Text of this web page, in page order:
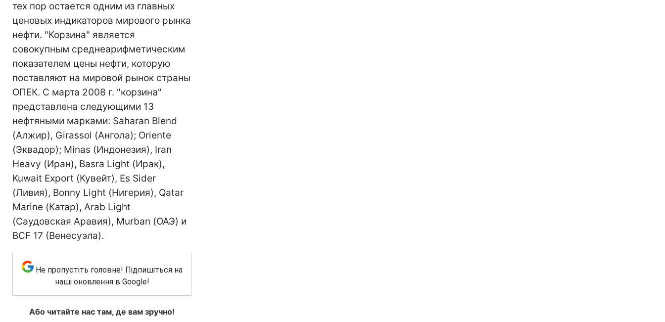
тех пор остается одним из главных
ценовых индикаторов мирового рынка
нефти. "Корзина" является
совокупным среднеарифметическим
показателем цены нефти, которую
поставляют на мировой рынок страны
ОПЕК. С марта 2008 г. "корзина"
представлена следующими 13
нефтяными марками: Saharan Blend
(Алжир), Girassol (Ангола); Oriente
(Эквадор); Minas (Индонезия), Iran
Heavy (Иран), Basra Light (Ирак),
Kuwait Export (Кувейт), Es Sider
(Ливия), Bonny Light (Нигерия), Qatar
Marine (Катар), Arab Light
(Саудовская Аравия), Murban (ОАЭ) и
BCF 17 (Венесуэла).
Не пропустіть головне! Підпишіться на
наші оновлення в Google!
Або читайте нас там, де вам зручно!